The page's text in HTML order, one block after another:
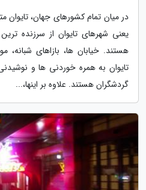
در میان تمام کشورهای جهان، تایوان
یعنی شهرهای تایوان از سرزنده
هستند. خیابان ها، بازاهای
تایوان به همره خوردنی ها و
گردشگران هستند. علاوه بر اینها،...